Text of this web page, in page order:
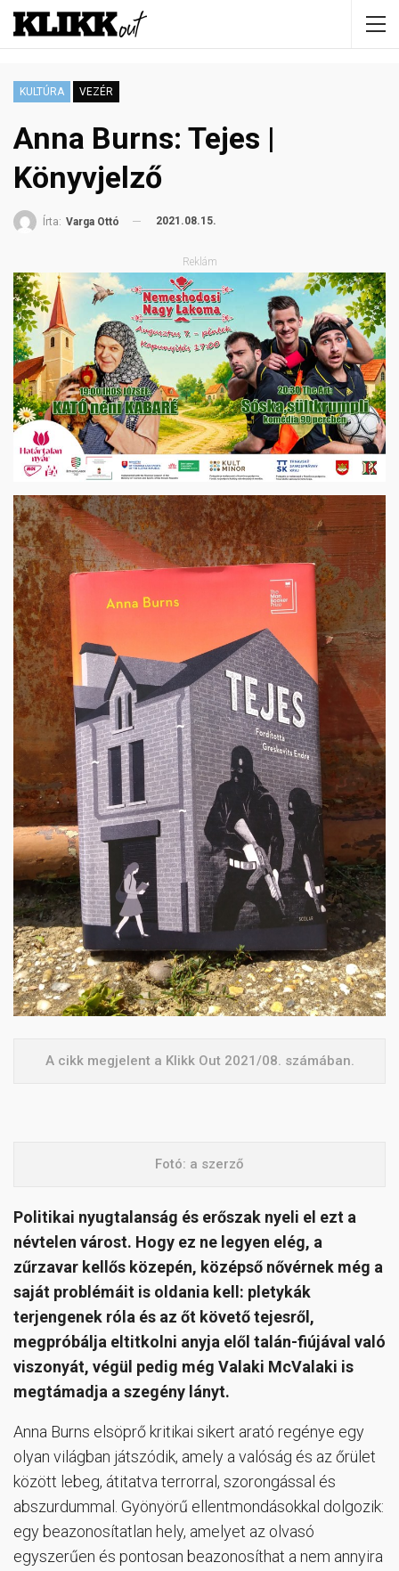
KULTÚRA VEZÉR
Anna Burns: Tejes |
Könyvjelző
Írta: Varga Ottó 2021.08.15.
Reklám
A cikk megjelent a Klikk Out 2021/08. számában.
Fotó: a szerző
Politikai nyugtalanság és erőszak nyeli el ezt a
névtelen várost. Hogy ez ne legyen elég, a
zűrzavar kellős közepén, középső nővérnek még a
saját problémáit is oldania kell: pletykák
terjengenek róla és az őt követő tejesről,
megpróbálja eltitkolni anyja elől talán-fiújával való
viszonyát, végül pedig még Valaki McValaki is
megtámadja a szegény lányt.
Anna Burns elsöprő kritikai sikert arató regénye egy
olyan világban játszódik, amely a valóság és az őrület
között lebeg, átitatva terrorral, szorongással és
abszurdummal. Gyönyörű ellentmondásokkal dolgozik:
egy beazonosítatlan hely, amelyet az olvasó
egyszerűen és pontosan beazonosíthat a nem annyira